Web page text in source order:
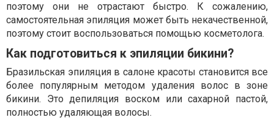
поэтому они не отрастают быстро. К сожалению,
самостоятельная эпиляция может быть некачественной,
поэтому стоит воспользоваться помощью косметолога.
Как подготовиться к эпиляции бикини?
Бразильская эпиляция в салоне красоты становится все
более популярным методом удаления волос в зоне
бикини. Это депиляция воском или сахарной пастой,
полностью удаляющая волосы.